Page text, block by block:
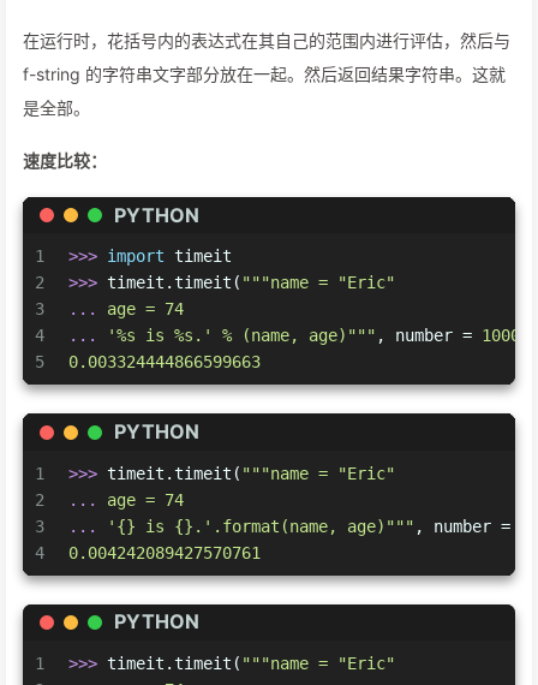
在运行时，花括号内的表达式在其自己的范围内进行评估，然后与
f-string 的字符串文字部分放在一起。然后返回结果字符串。这就
是全部。
速度比较：
PYTHON
1
2
3
4
5
>>> import timeit
>>> timeit.timeit( """name = "Eric"
... age = 74
...
'%s is %s.' % (name, age)""" , number = 10000
0.003324444866599663
PYTHON
1
2
3
4
>>> timeit.timeit( """name = "Eric"
... age = 74
...
'{} is {}.'.format(name, age)""" , number =
0.004242089427570761
PYTHON
1
>>> timeit.timeit( """name = "Eric"